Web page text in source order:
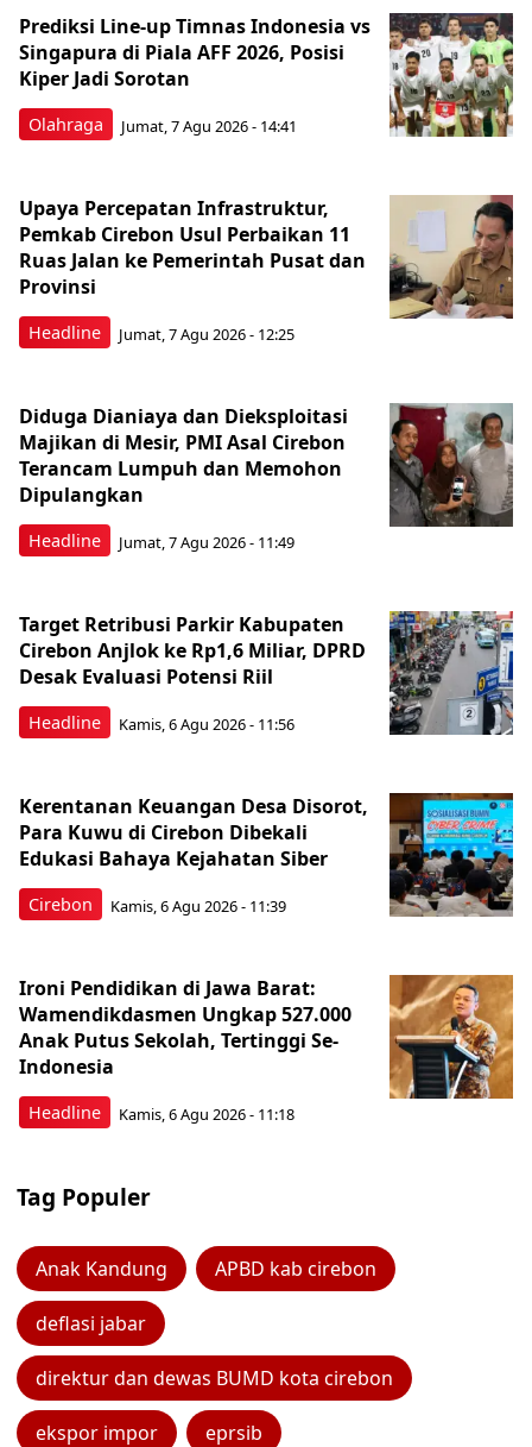
Olahraga
Prediksi Line-up Timnas Indonesia vs
Singapura di Piala AFF 2026, Posisi
Kiper Jadi Sorotan
Jumat, 7 Agu 2026 - 14:41
Headline
Upaya Percepatan Infrastruktur,
Pemkab Cirebon Usul Perbaikan 11
Ruas Jalan ke Pemerintah Pusat dan
Provinsi
Jumat, 7 Agu 2026 - 12:25
Headline
Diduga Dianiaya dan Dieksploitasi
Majikan di Mesir, PMI Asal Cirebon
Terancam Lumpuh dan Memohon
Dipulangkan
Jumat, 7 Agu 2026 - 11:49
Headline
Target Retribusi Parkir Kabupaten
Cirebon Anjlok ke Rp1,6 Miliar, DPRD
Desak Evaluasi Potensi Riil
Kamis, 6 Agu 2026 - 11:56
Cirebon
Kerentanan Keuangan Desa Disorot,
Para Kuwu di Cirebon Dibekali
Edukasi Bahaya Kejahatan Siber
Kamis, 6 Agu 2026 - 11:39
Headline
Ironi Pendidikan di Jawa Barat:
Wamendikdasmen Ungkap 527.000
Anak Putus Sekolah, Tertinggi Se-
Indonesia
Kamis, 6 Agu 2026 - 11:18
Tag Populer
Anak Kandung APBD kab cirebon
deflasi jabar
direktur dan dewas BUMD kota cirebon
ekspor impor eprsib